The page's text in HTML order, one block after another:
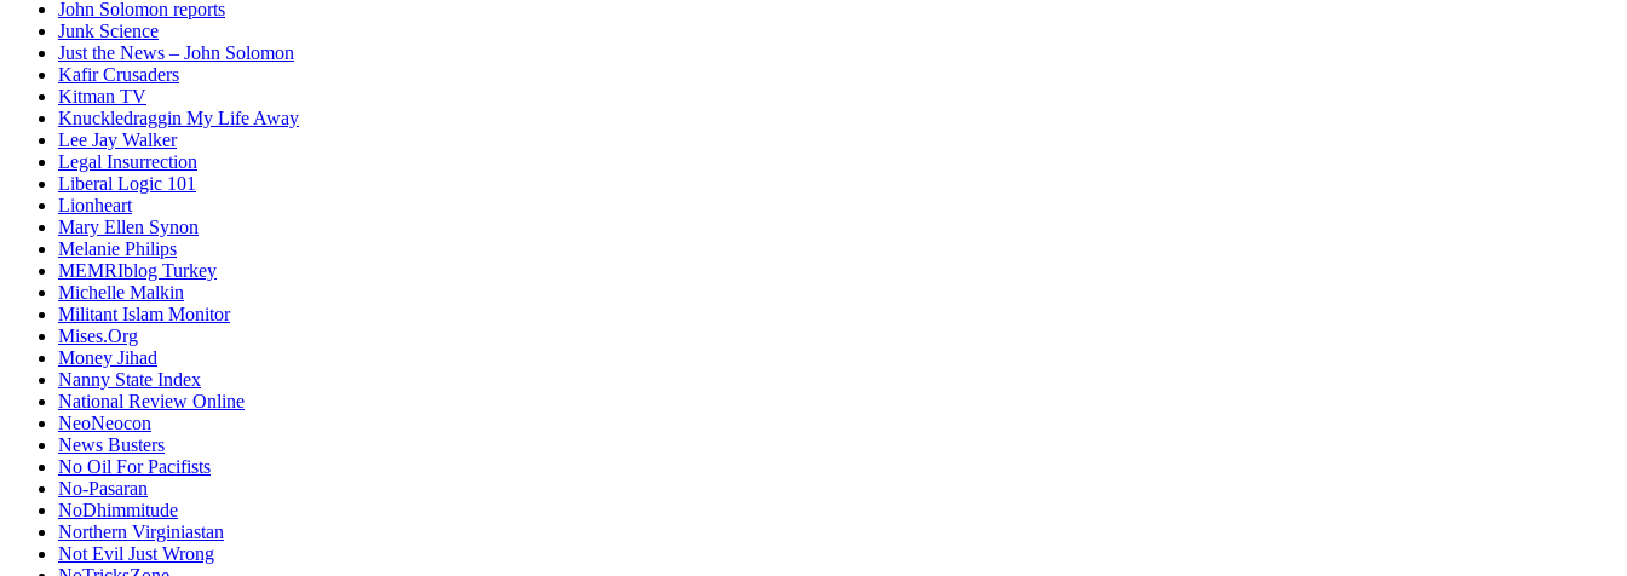
John Solomon reports
Junk Science
Just the News – John Solomon
Kafir Crusaders
Kitman TV
Knuckledraggin My Life Away
Lee Jay Walker
Legal Insurrection
Liberal Logic 101
Lionheart
Mary Ellen Synon
Melanie Philips
MEMRIblog Turkey
Michelle Malkin
Militant Islam Monitor
Mises.Org
Money Jihad
Nanny State Index
National Review Online
NeoNeocon
News Busters
No Oil For Pacifists
No-Pasaran
NoDhimmitude
Northern Virginiastan
Not Evil Just Wrong